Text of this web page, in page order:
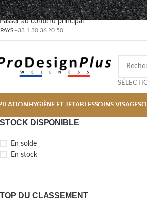
Passer à la navigation
Passer au contenu principal
PAYS+33 1 30 36 20 50
HYGIÈNE ET JETABLESSOINS VISAGE
STOCK DISPONIBLE
En solde
En stock
TOP DU CLASSEMENT